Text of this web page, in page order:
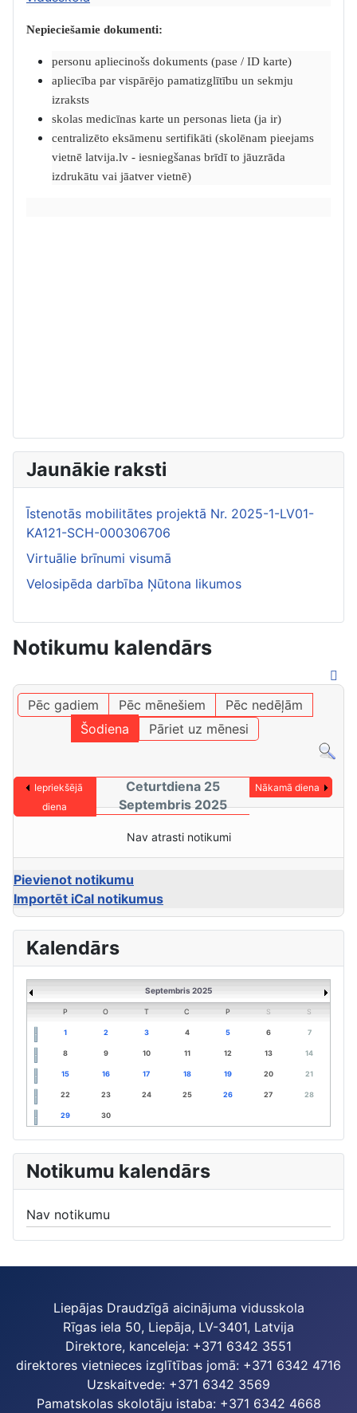
Nepieciešamie dokumenti:
personu apliecinošs dokuments (pase / ID karte)
apliecība par vispārējo pamatizglītību un sekmju
izraksts
skolas medicīnas karte un personas lieta (ja ir)
centralizēto eksāmenu sertifikāti (skolēnam pieejams
vietnē latvija.lv - iesniegšanas brīdī to jāuzrāda
izdrukātu vai jāatver vietnē)
Jaunākie raksti
Īstenotās mobilitātes projektā Nr. 2025-1-LV01-
KA121-SCH-000306706
Virtuālie brīnumi visumā
Velosipēda darbība Ņūtona likumos
Notikumu kalendārs
Pēc gadiem Pēc mēnešiem
Pēc nedēļām
Šodiena
Pāriet uz mēnesi
Iepriekšējā
diena
Ceturtdiena 25
Septembris 2025
Nākamā diena
Nav atrasti notikumi
Pievienot notikumu
Importēt iCal notikumus
Kalendārs
Septembris 2025
P O T C P S S
1 2 3 4 5 6 7
8 9 10 11 12 13 14
15 16 17 18 19 20 21
22 23 24 25 26 27 28
29 30
Notikumu kalendārs
Nav notikumu
Liepājas Draudzīgā aicinājuma vidusskola
Rīgas iela 50, Liepāja, LV-3401, Latvija
Direktore, kanceleja: +371 6342 3551
direktores vietnieces izglītības jomā: +371 6342 4716
Uzskaitvede: +371 6342 3569
Pamatskolas skolotāju istaba: +371 6342 4668